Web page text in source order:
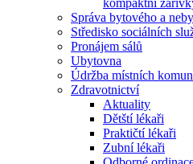
kompaktní
Správa bytového a
Středisko sociálních
Pronájem sálů
Ubytovna
Údržba místních
Zdravotnictví
Aktuality
Dětští lékaři
Praktičtí lékaři
Zubní lékaři